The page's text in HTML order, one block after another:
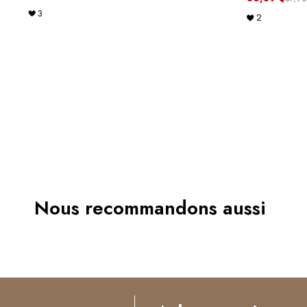
3 2
Nous recommandons aussi